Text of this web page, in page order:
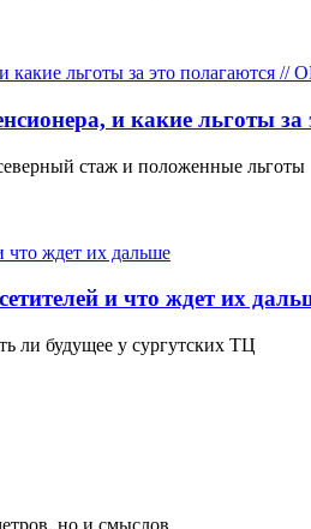
и какие
стаж и положенные льготы
и что ждет их
ли будущее у сургутских ТЦ
но и смыслов